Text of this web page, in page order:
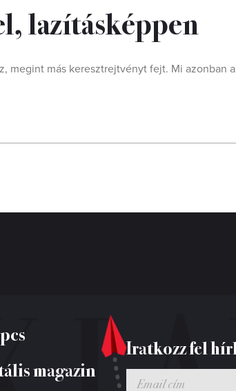
lazításképpen
megint más keresztrejtvényt fejt. Mi azonban
magazin
Iratkozz fel